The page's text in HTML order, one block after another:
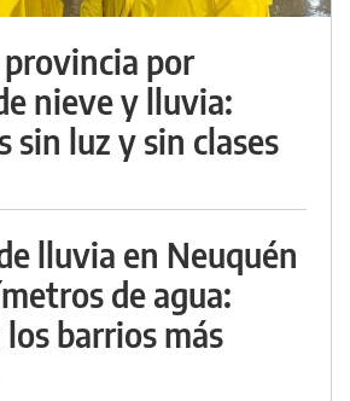
provincia por
nieve y lluvia:
sin luz y sin clases
lluvia en Neuquén
de agua:
los barrios más